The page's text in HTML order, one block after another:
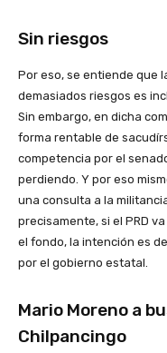
Sin riesgos
Por eso, se entiende que
demasiados riesgos es
Sin embargo, en dicha
forma rentable de
competencia por el
perdiendo. Y por eso
una consulta a la
precisamente, si el PRD
el fondo, la intención es
por el gobierno estatal.
Mario Moreno a
Chilpancingo